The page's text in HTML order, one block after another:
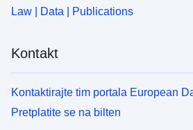
Law | Data | Publications
Kontakt
Kontaktirajte tim portala European
Pretplatite se na bilten